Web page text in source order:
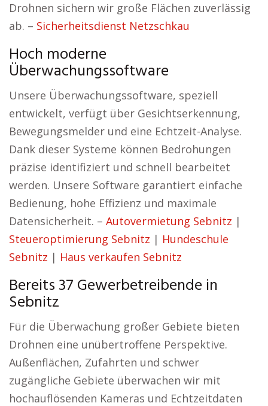
Drohnen sichern wir große Flächen zuverlässig
ab. – Sicherheitsdienst Netzschkau
Hoch moderne
Überwachungssoftware
Unsere Überwachungssoftware, speziell
entwickelt, verfügt über Gesichtserkennung,
Bewegungsmelder und eine Echtzeit-Analyse.
Dank dieser Systeme können Bedrohungen
präzise identifiziert und schnell bearbeitet
werden. Unsere Software garantiert einfache
Bedienung, hohe Effizienz und maximale
Datensicherheit. – Autovermietung Sebnitz |
Steueroptimierung Sebnitz | Hundeschule
Sebnitz | Haus verkaufen Sebnitz
Bereits 37 Gewerbetreibende in
Sebnitz
Für die Überwachung großer Gebiete bieten
Drohnen eine unübertroffene Perspektive.
Außenflächen, Zufahrten und schwer
zugängliche Gebiete überwachen wir mit
hochauflösenden Kameras und Echtzeitdaten